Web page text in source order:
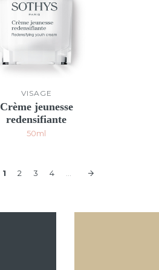
VISAGE
Crème jeunesse
redensifiante
50ml
1 2 3 4